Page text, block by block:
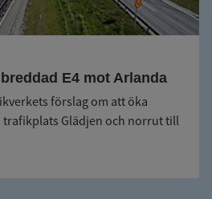
E4 mot Arlanda
förslag om att öka
trafikplats Glädjen och norrut till